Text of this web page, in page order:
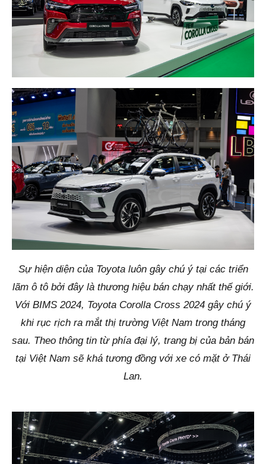
Sự hiện diện của Toyota luôn gây chú ý tại các triển
lãm ô tô bởi đây là thương hiệu bán chạy nhất thế giới.
Với BIMS 2024, Toyota Corolla Cross 2024 gây chú ý
khi rục rịch ra mắt thị trường Việt Nam trong tháng
sau. Theo thông tin từ phía đại lý, trang bị của bản bán
tại Việt Nam sẽ khá tương đồng với xe có mặt ở Thái
Lan.